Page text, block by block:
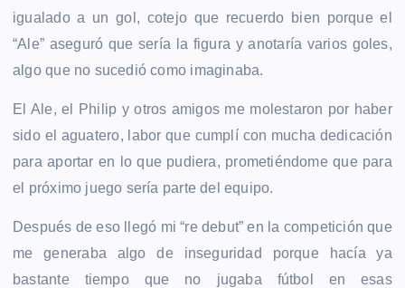
igualado a un gol, cotejo que recuerdo bien porque el
“Ale” aseguró que sería la figura y anotaría varios goles,
algo que no sucedió como imaginaba.
El Ale, el Philip y otros amigos me molestaron por haber
sido el aguatero, labor que cumplí con mucha dedicación
para aportar en lo que pudiera, prometiéndome que para
el próximo juego sería parte del equipo.
Después de eso llegó mi “re debut” en la competición que
me generaba algo de inseguridad porque hacía ya
bastante tiempo que no jugaba fútbol en esas